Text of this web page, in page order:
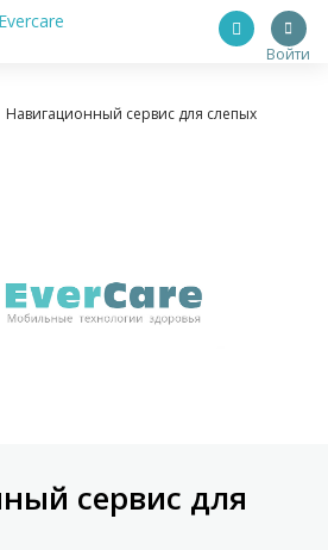
Войти
Навигационный сервис для слепых
сервис для